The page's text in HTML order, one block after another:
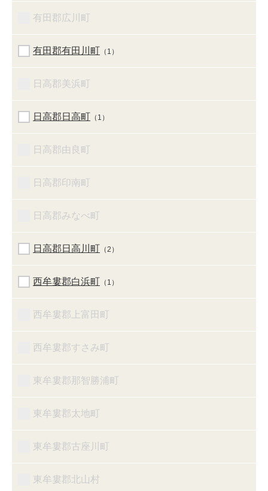
有田郡広川町
有田郡有田川町 （1）
日高郡美浜町
日高郡日高町 （1）
日高郡由良町
日高郡印南町
日高郡みなべ町
日高郡日高川町 （2）
西牟婁郡白浜町 （1）
西牟婁郡上富田町
西牟婁郡すさみ町
東牟婁郡那智勝浦町
東牟婁郡太地町
東牟婁郡古座川町
東牟婁郡北山村